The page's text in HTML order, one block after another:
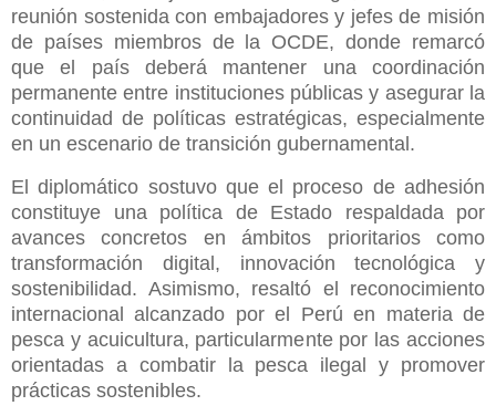
reunión sostenida con embajadores y jefes de misión
de países miembros de la OCDE, donde remarcó
que el país deberá mantener una coordinación
permanente entre instituciones públicas y asegurar la
continuidad de políticas estratégicas, especialmente
en un escenario de transición gubernamental.
El diplomático sostuvo que el proceso de adhesión
constituye una política de Estado respaldada por
avances concretos en ámbitos prioritarios como
transformación digital, innovación tecnológica y
sostenibilidad. Asimismo, resaltó el reconocimiento
internacional alcanzado por el Perú en materia de
pesca y acuicultura, particularmente por las acciones
orientadas a combatir la pesca ilegal y promover
prácticas sostenibles.